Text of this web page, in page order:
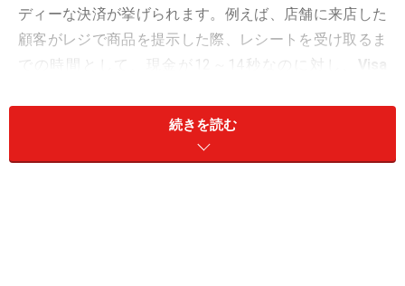
ディーな決済が挙げられます。例えば、店舗に来店した
顧客がレジで商品を提示した際、レシートを受け取るま
での時間として、現金が12～14秒なのに対し、 Visa
ますが、PIN（暗証番号）入力やサイン記入を行うこと
なく、同カードをリーダーライターにかざすだけで決済
が完了します。
続きを読む